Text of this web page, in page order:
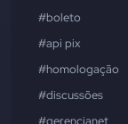
#boleto
#api pix
#homologação
#discussões
#gerencianet